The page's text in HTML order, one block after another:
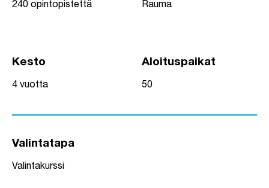
240 opintopistettä Rauma
Kesto
4 vuotta
Aloituspaikat
50
Valintatapa
Valintakurssi